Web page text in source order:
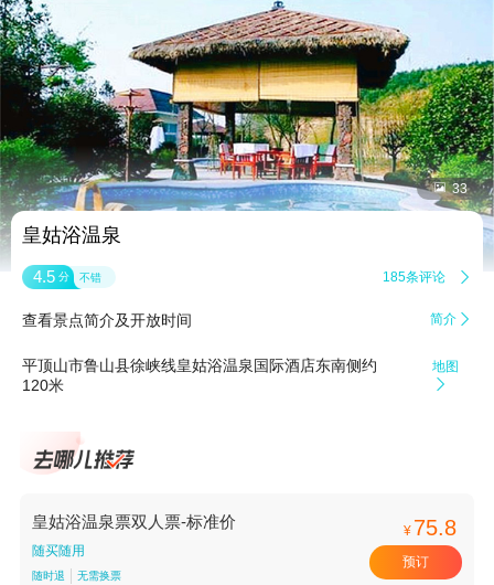
 33
皇姑浴温泉
4.5 分 不错 185条评论 
查看景点简介及开放时间 简介 
平顶山市鲁山县徐峡线皇姑浴温泉国际酒店东南侧约
120米
地图

皇姑浴温泉票双人票-标准价
随买随用
随时退 无需换票
¥ 75.8
预订
